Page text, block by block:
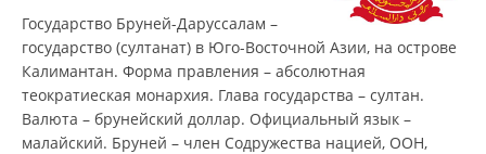
Государство Бруней-Даруссалам –
государство (султанат) в Юго-Восточной Азии, на острове
Калимантан. Форма правления – абсолютная
теократиеская монархия. Глава государства – султан.
Валюта – брунейский доллар. Официальный язык –
малайский. Бруней – член Содружества нацией, ООН,